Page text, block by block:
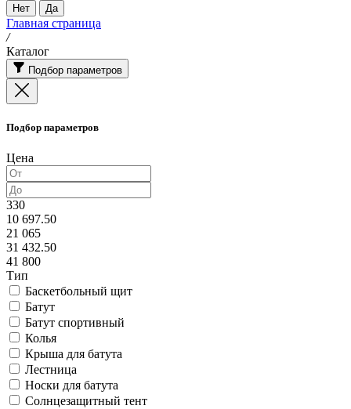
Нет Да
Главная страница
/
Каталог
Подбор параметров
Подбор параметров
Цена
330
10 697.50
21 065
31 432.50
41 800
Тип
Баскетбольный щит
Батут
Батут спортивный
Колья
Крыша для батута
Лестница
Носки для батута
Солнцезащитный тент